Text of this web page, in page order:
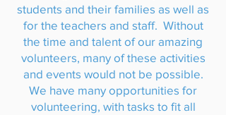
students and their families as well as
for the teachers and staff. Without
the time and talent of our amazing
volunteers, many of these activities
and events would not be possible.
We have many opportunities for
volunteering, with tasks to fit all